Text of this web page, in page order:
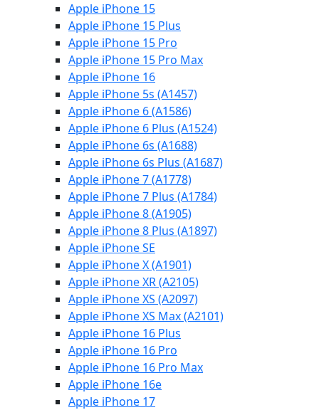
Apple iPhone 15
Apple iPhone 15 Plus
Apple iPhone 15 Pro
Apple iPhone 15 Pro Max
Apple iPhone 16
Apple iPhone 5s (A1457)
Apple iPhone 6 (A1586)
Apple iPhone 6 Plus (A1524)
Apple iPhone 6s (A1688)
Apple iPhone 6s Plus (A1687)
Apple iPhone 7 (A1778)
Apple iPhone 7 Plus (A1784)
Apple iPhone 8 (A1905)
Apple iPhone 8 Plus (A1897)
Apple iPhone SE
Apple iPhone X (A1901)
Apple iPhone XR (A2105)
Apple iPhone XS (A2097)
Apple iPhone XS Max (A2101)
Apple iPhone 16 Plus
Apple iPhone 16 Pro
Apple iPhone 16 Pro Max
Apple iPhone 16e
Apple iPhone 17